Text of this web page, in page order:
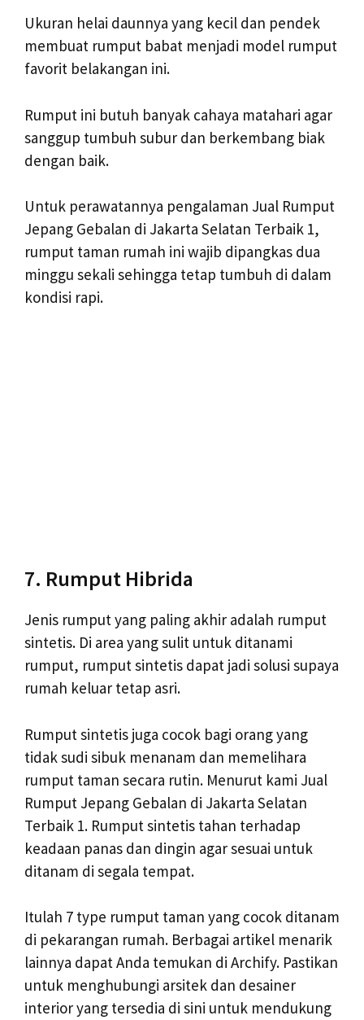
Ukuran helai daunnya yang kecil dan pendek
membuat rumput babat menjadi model rumput
favorit belakangan ini.
Rumput ini butuh banyak cahaya matahari agar
sanggup tumbuh subur dan berkembang biak
dengan baik.
Untuk perawatannya pengalaman Jual Rumput
Jepang Gebalan di Jakarta Selatan Terbaik 1,
rumput taman rumah ini wajib dipangkas dua
minggu sekali sehingga tetap tumbuh di dalam
kondisi rapi.
7. Rumput Hibrida
Jenis rumput yang paling akhir adalah rumput
sintetis. Di area yang sulit untuk ditanami
rumput, rumput sintetis dapat jadi solusi supaya
rumah keluar tetap asri.
Rumput sintetis juga cocok bagi orang yang
tidak sudi sibuk menanam dan memelihara
rumput taman secara rutin. Menurut kami Jual
Rumput Jepang Gebalan di Jakarta Selatan
Terbaik 1. Rumput sintetis tahan terhadap
keadaan panas dan dingin agar sesuai untuk
ditanam di segala tempat.
Itulah 7 type rumput taman yang cocok ditanam
di pekarangan rumah. Berbagai artikel menarik
lainnya dapat Anda temukan di Archify. Pastikan
untuk menghubungi arsitek dan desainer
interior yang tersedia di sini untuk mendukung